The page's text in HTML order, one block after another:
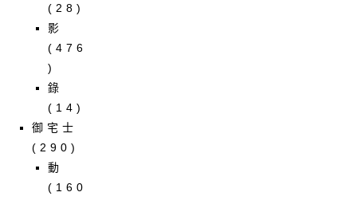
(28)
影
(476
)
錄
(14)
御宅士
(290)
動
(160